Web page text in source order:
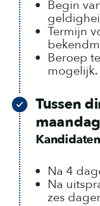
Begin
Termijn
Beroep
mogelijk.
Tussen
Na 4
Na
zes